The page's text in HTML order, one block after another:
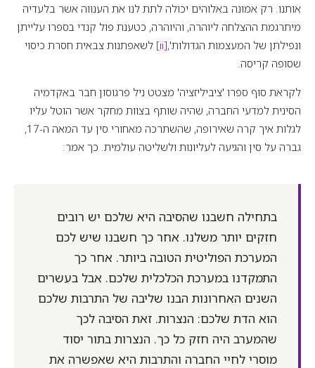
אותנו. רק אמונה באלוהים יכולה לתת לנו את הענווה אשר בלעדיה
מיתרגמת ההצלחה ליוהרה, והיוהרה, כטענת פול קנדי בספרו עלייתן
ונפילתן של המעצמות הגדולות',[ii]
לשאפתנות צבאית חסרת כיסוי
שסופה קריסה.
לקראת סוף ספרו 'ציביליזציה' מצטט ניל פרגוסון חבר באקדמיה
הסינית למדעי החברה, שהיה שותף בצוות מחקר אשר הוטל עליו
לגלות איך קרה שאירופה, שהשתרכה מאחורי סין עד המאה ה-17,
גברה על סין והגיעה לעליונות ולשליטה עולמית. כך אמר:
בתחילה חשבנו שהסיבה היא שלכם יש רובים
חזקים יותר משלנו. אחר כך חשבנו שיש לכם
המערכת הפוליטית הטובה ביותר. אחר כך
התמקדנו במערכת הכלכלית שלכם. אבל בעשרים
השנים האחרונות הבנו שליבה של התרבות שלכם
הוא הדת שלכם: הנצרות. זאת הסיבה לכך
שהמערב היה חזק כל כך. הנצרות בתור יסוד
מוסרי לחיי החברה והתרבות היא שאפשרה את